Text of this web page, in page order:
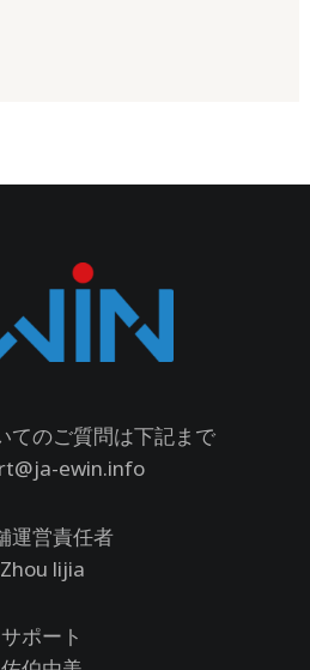
てのご質問は下記まで
ewin.info
運営責任者
Zhou lijia
サポート